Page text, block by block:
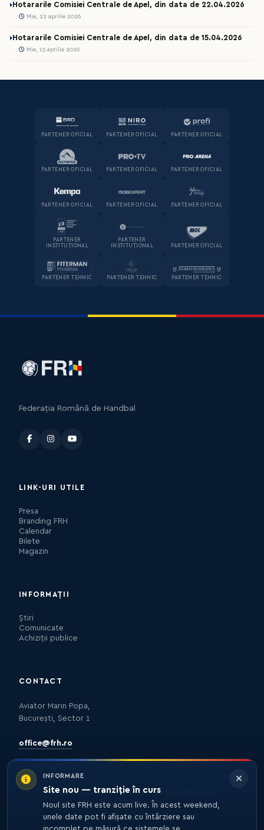
Hotararile Comisiei Centrale de Apel, din data de 22.04.2026
Mie, 22 aprilie 2026
Hotararile Comisiei Centrale de Apel, din data de 15.04.2026
Mie, 15 aprilie 2026
PARTENER OFICIAL PARTENER OFICIAL PARTENER OFICIAL
PARTENER OFICIAL PARTENER OFICIAL PARTENER OFICIAL
PARTENER OFICIAL PARTENER OFICIAL PARTENER OFICIAL
PARTENER
INSTITUȚIONAL
PARTENER
INSTITUȚIONAL
PARTENER OFICIAL
PARTENER TEHNIC PARTENER TEHNIC PARTENER TEHNIC
INFORMARE
Site nou — tranziție în curs
Noul site FRH este acum live. În acest weekend,
unele date pot fi afișate cu întârziere sau
Federația Română de Handbal
LINK-URI UTILE
Presa
Branding FRH
Calendar
Bilete
Magazin
INFORMAȚII
Știri
Comunicate
Achiziții publice
CONTACT
Aviator Marin Popa,
București, Sector 1
office@frh.ro
Protecția datelorPolitica de confidențialitate
Nota de informare